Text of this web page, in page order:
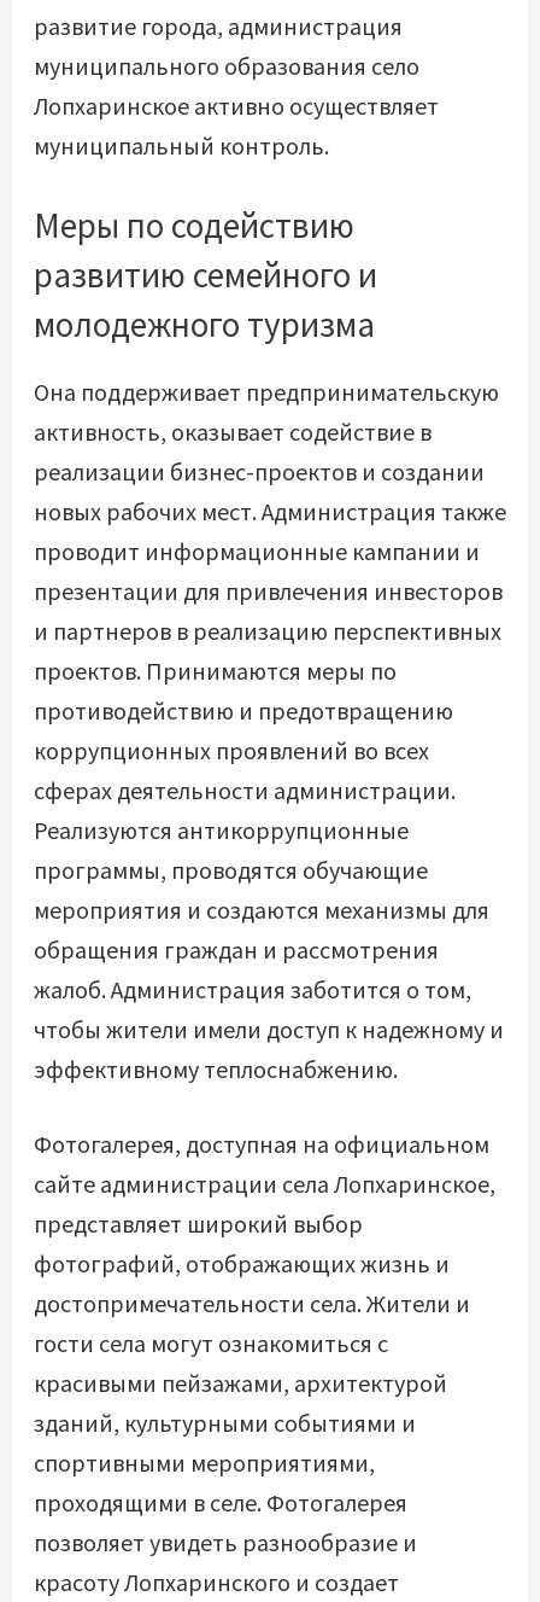
развитие города, администрация
муниципального образования село
Лопхаринское активно осуществляет
муниципальный контроль.
Меры по содействию
развитию семейного и
молодежного туризма
Она поддерживает предпринимательскую
активность, оказывает содействие в
реализации бизнес-проектов и создании
новых рабочих мест. Администрация также
проводит информационные кампании и
презентации для привлечения инвесторов
и партнеров в реализацию перспективных
проектов. Принимаются меры по
противодействию и предотвращению
коррупционных проявлений во всех
сферах деятельности администрации.
Реализуются антикоррупционные
программы, проводятся обучающие
мероприятия и создаются механизмы для
обращения граждан и рассмотрения
жалоб. Администрация заботится о том,
чтобы жители имели доступ к надежному и
эффективному теплоснабжению.
Фотогалерея, доступная на официальном
сайте администрации села Лопхаринское,
представляет широкий выбор
фотографий, отображающих жизнь и
достопримечательности села. Жители и
гости села могут ознакомиться с
красивыми пейзажами, архитектурой
зданий, культурными событиями и
спортивными мероприятиями,
проходящими в селе. Фотогалерея
позволяет увидеть разнообразие и
красоту Лопхаринского и создает